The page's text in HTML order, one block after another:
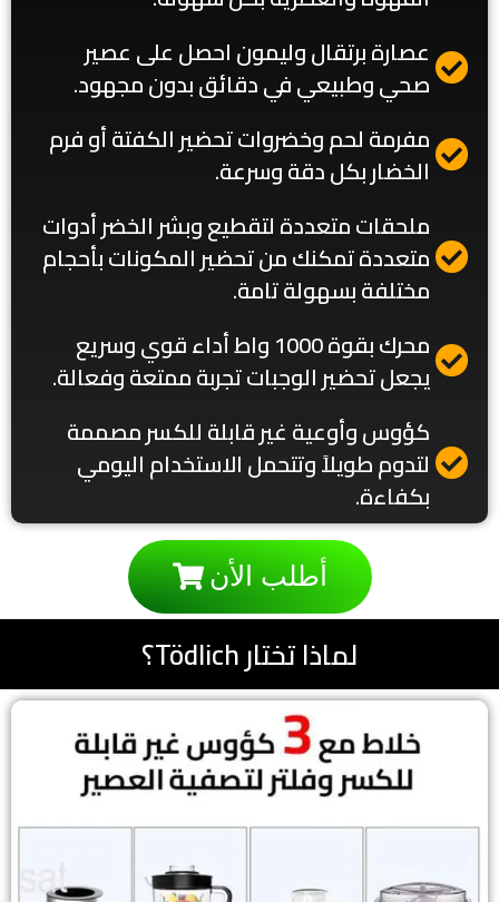
عصارة برتقال وليمون احصل على عصير
صحي وطبيعي في دقائق بدون مجهود.
مفرمة لحم وخضروات تحضير الكفتة أو فرم
الخضار بكل دقة وسرعة.
ملحقات متعددة لتقطيع وبشر الخضر أدوات
متعددة تمكنك من تحضير المكونات بأحجام
مختلفة بسهولة تامة.
محرك بقوة 1000 واط أداء قوي وسريع
يجعل تحضير الوجبات تجربة ممتعة وفعالة.
كؤوس وأوعية غير قابلة للكسر مصممة
لتدوم طويلاً وتتحمل الاستخدام اليومي
بكفاءة.
أطلب الأن
لماذا تختار Tödlich؟